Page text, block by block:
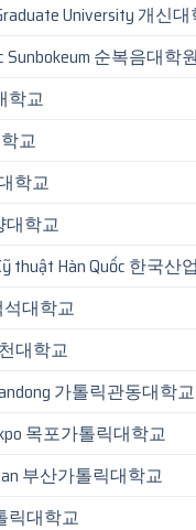
University 개신
Sunbokeum 순복음대학
학교
교
학교
대학교
thuật Hàn Quốc 한국산
석대학교
대학교
가톨릭관동대학교
목포가톨릭대학교
부산가톨릭대학교
릭대학교